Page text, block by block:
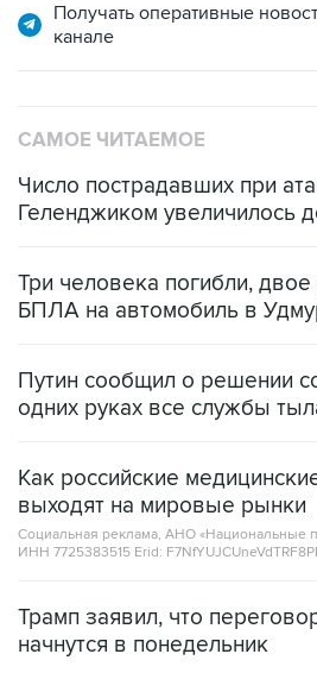
Получать оперативные
канале
САМОЕ ЧИТАЕМОЕ
Число пострадавших при
Геленджиком увеличилось
Три человека погибли,
БПЛА на автомобиль в
Путин сообщил о решении
одних руках все службы
Как российские
выходят на мировые рынки
Социальная реклама, АНО «Национальные
ИНН 7725383515 Erid:
Трамп заявил, что
начнутся в понедельник